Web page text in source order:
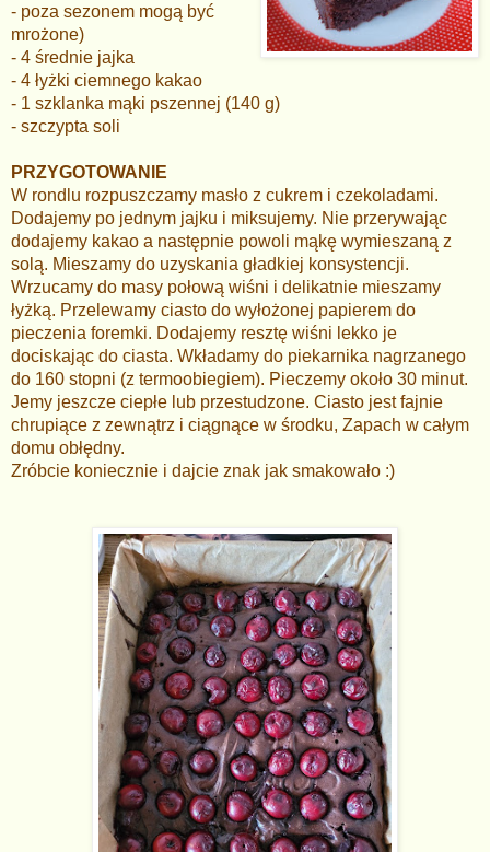
- poza sezonem mogą być
mrożone)
- 4 średnie jajka
- 4 łyżki ciemnego kakao
- 1 szklanka mąki pszennej (140 g)
- szczypta soli
PRZYGOTOWANIE
W rondlu rozpuszczamy masło z cukrem i czekoladami.
Dodajemy po jednym jajku i miksujemy. Nie przerywając
dodajemy kakao a następnie powoli mąkę wymieszaną z
solą. Mieszamy do uzyskania gładkiej konsystencji.
Wrzucamy do masy połową wiśni i delikatnie mieszamy
łyżką. Przelewamy ciasto do wyłożonej papierem do
pieczenia foremki. Dodajemy resztę wiśni lekko je
dociskając do ciasta. Wkładamy do piekarnika nagrzanego
do 160 stopni (z termoobiegiem). Pieczemy około 30 minut.
Jemy jeszcze ciepłe lub przestudzone. Ciasto jest fajnie
chrupiące z zewnątrz i ciągnące w środku, Zapach w całym
domu obłędny.
Zróbcie koniecznie i dajcie znak jak smakowało :)